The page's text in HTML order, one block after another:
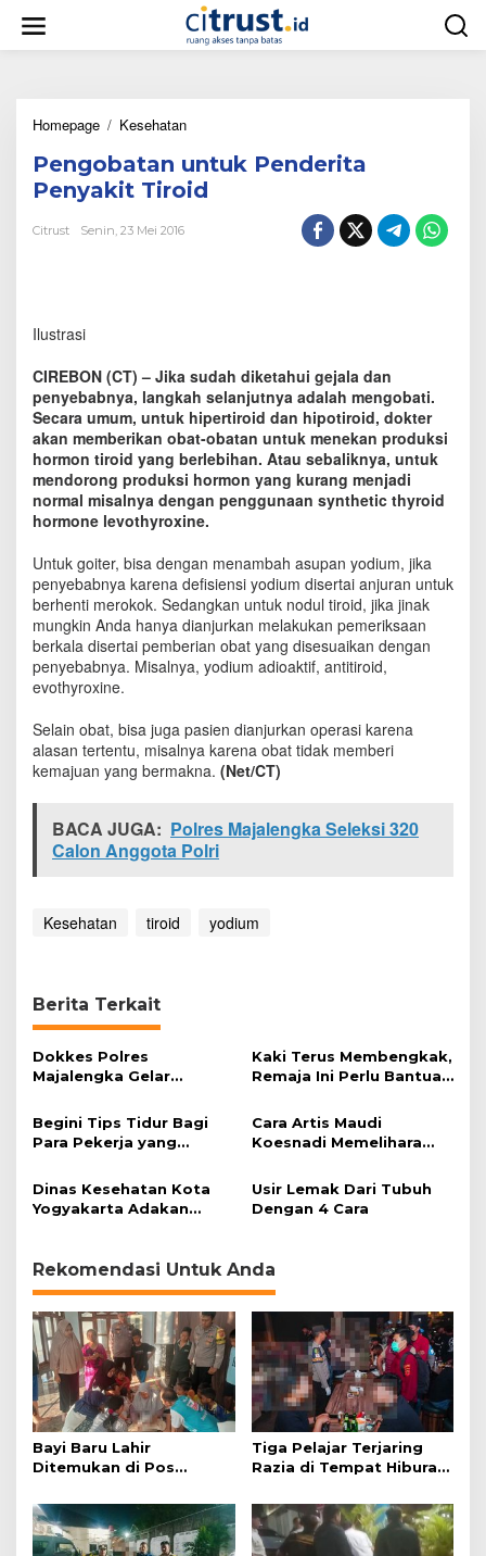
w
Homepage / Kesehatan
n
g
o
u
k
P
e
n
d
e
r
a
P
e
n
y
a
t
T
i
i
d
Pengobatan untuk Penderita
Penyakit Tiroid
Citrust Senin, 23 Mei 2016
Ilustrasi
CIREBON (CT) – Jika sudah diketahui gejala dan
penyebabnya, langkah selanjutnya adalah mengobati.
Secara umum, untuk hipertiroid dan hipotiroid, dokter
akan memberikan obat-obatan untuk menekan produksi
hormon tiroid yang berlebihan. Atau sebaliknya, untuk
mendorong produksi hormon yang kurang menjadi
normal misalnya dengan penggunaan synthetic thyroid
hormone levothyroxine.
Untuk goiter, bisa dengan menambah asupan yodium, jika
penyebabnya karena defisiensi yodium disertai anjuran untuk
berhenti merokok. Sedangkan untuk nodul tiroid, jika jinak
mungkin Anda hanya dianjurkan melakukan pemeriksaan
berkala disertai pemberian obat yang disesuaikan dengan
penyebabnya. Misalnya, yodium adioaktif, antitiroid,
evothyroxine.
Selain obat, bisa juga pasien dianjurkan operasi karena
alasan tertentu, misalnya karena obat tidak memberi
kemajuan yang bermakna. (Net/CT)
BACA JUGA: Polres Majalengka Seleksi 320
Calon Anggota Polri
Kesehatan tiroid yodium
Berita Terkait
Dokkes Polres
Majalengka Gelar
Gratis
Kaki Terus Membengkak,
Remaja Ini Perlu Bantuan
Begini Tips Tidur Bagi
Para Pekerja yang
Cara Artis Maudi
Koesnadi Memelihara
Dinas Kesehatan Kota
Yogyakarta Adakan
Usir Lemak Dari Tubuh
Dengan 4 Cara
Rekomendasi Untuk Anda
Bayi Baru Lahir
Ditemukan di Pos
Tiga Pelajar Terjaring
Razia di Tempat Hiburan